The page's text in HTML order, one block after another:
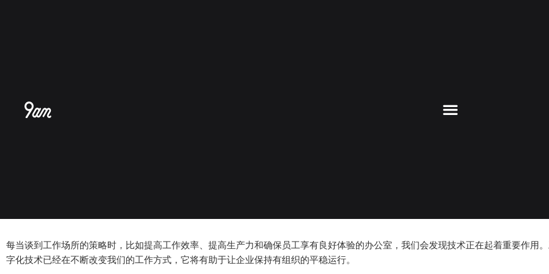
每当谈到工作场所的策略时，比如提高工作效率、提高生产力和确保员工享有良好体验的办公室，我们会发现技术正在起着重要作用
字化技术已经在不断改变我们的工作方式，它将有助于让企业保持有组织的平稳运行。